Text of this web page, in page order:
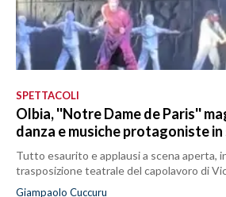
SPETTACOLI
Olbia, ''Notre Dame de Paris''
danza e musiche protagoniste in
Tutto esaurito e applausi a scena aperta,
trasposizione teatrale del capolavoro di
Giampaolo Cuccuru